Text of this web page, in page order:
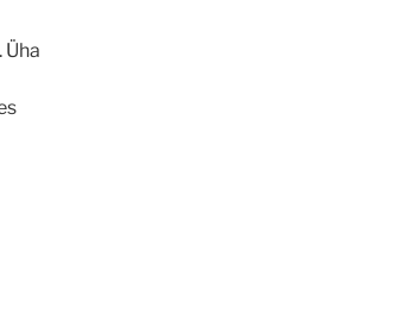
Üha